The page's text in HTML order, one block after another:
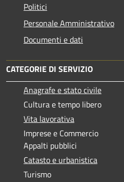
Politici
Personale Amministrativo
Documenti e dati
CATEGORIE DI SERVIZIO
Anagrafe e stato civile
Cultura e tempo libero
Vita lavorativa
Imprese e Commercio
Appalti pubblici
Catasto e urbanistica
Turismo